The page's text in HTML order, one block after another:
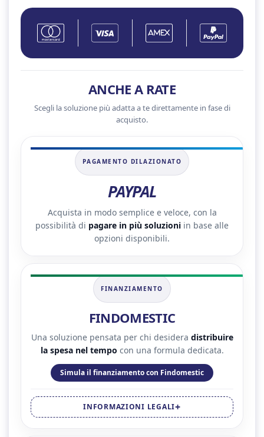
ANCHE A RATE
Scegli la soluzione più adatta a te direttamente in fase di
acquisto.
PAGAMENTO DILAZIONATO
PAYPAL
Acquista in modo semplice e veloce, con la
possibilità di pagare in più soluzioni in base alle
opzioni disponibili.
FINANZIAMENTO
FINDOMESTIC
Una soluzione pensata per chi desidera distribuire
la spesa nel tempo con una formula dedicata.
Simula il finanziamento con Findomestic
INFORMAZIONI LEGALI